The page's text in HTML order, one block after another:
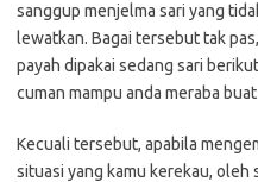
sanggup menjelma sari yang
lewatkan. Bagai tersebut tak
payah dipakai sedang sari
cuman mampu anda meraba
Kecuali tersebut, apabila
situasi yang kamu kerekau, oleh